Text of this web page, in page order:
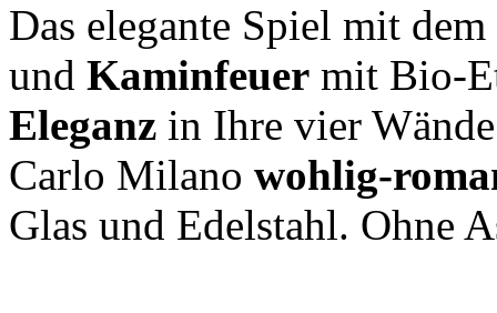
Das elegante Spiel mit
und Kaminfeuer mit Bio-
Eleganz in Ihre vier
Carlo Milano wohlig-
Glas und Edelstahl. Ohne